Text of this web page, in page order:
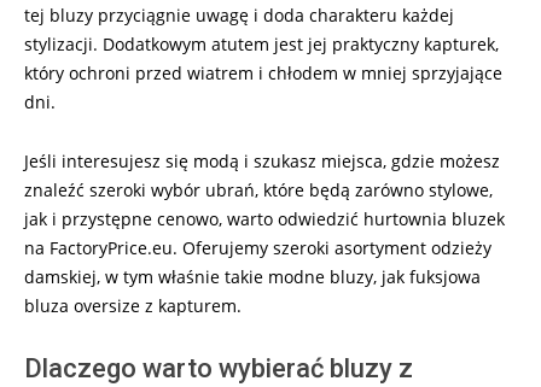
tej bluzy przyciągnie uwagę i doda charakteru każdej
stylizacji. Dodatkowym atutem jest jej praktyczny kapturek,
który ochroni przed wiatrem i chłodem w mniej sprzyjające
dni.
Jeśli interesujesz się modą i szukasz miejsca, gdzie możesz
znaleźć szeroki wybór ubrań, które będą zarówno stylowe,
jak i przystępne cenowo, warto odwiedzić hurtownia bluzek
na FactoryPrice.eu. Oferujemy szeroki asortyment odzieży
damskiej, w tym właśnie takie modne bluzy, jak fuksjowa
bluza oversize z kapturem.
Dlaczego warto wybierać bluzy z